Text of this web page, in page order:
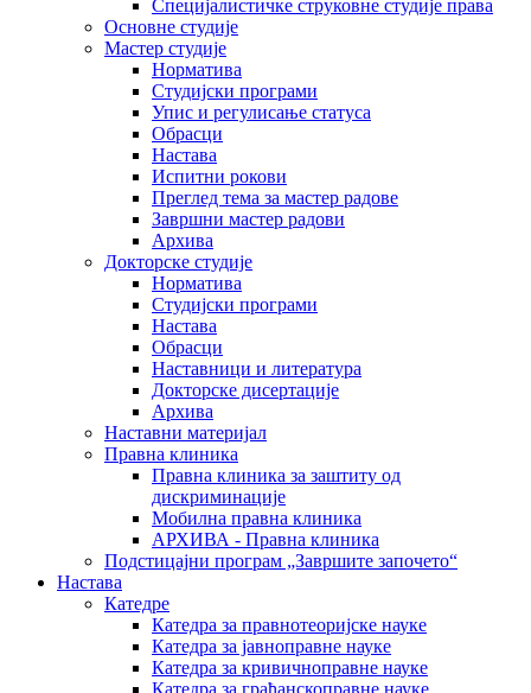
Специјалистичке струковне студије права
Основне студије
Мастер студије
Норматива
Студијски програми
Упис и регулисање статуса
Обрасци
Настава
Испитни рокови
Преглед тема за мастер радове
Завршни мастер радови
Архива
Докторске студије
Норматива
Студијски програми
Настава
Обрасци
Наставници и литература
Докторске дисертације
Архива
Наставни материјал
Правна клиника
Правна клиника за заштиту од
дискриминације
Мобилна правна клиника
АРХИВА - Правна клиника
Подстицајни програм „Завршите започето“
Настава
Катедре
Катедра за правнотеоријске науке
Катедра за јавноправне науке
Катедра за кривичноправне науке
Катедра за грађанскоправне науке